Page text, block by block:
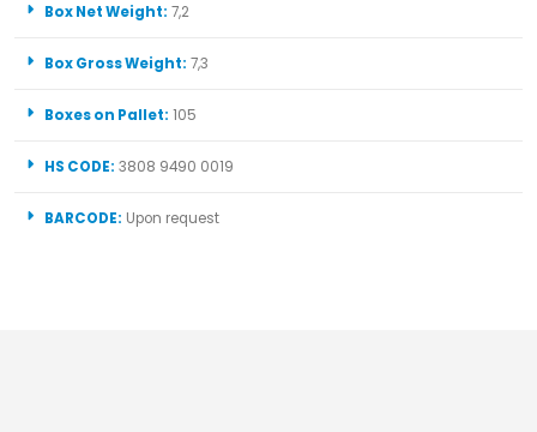
Box Net Weight: 7,2
Box Gross Weight: 7,3
Boxes on Pallet: 105
HS CODE: 3808 9490 0019
BARCODE: Upon request